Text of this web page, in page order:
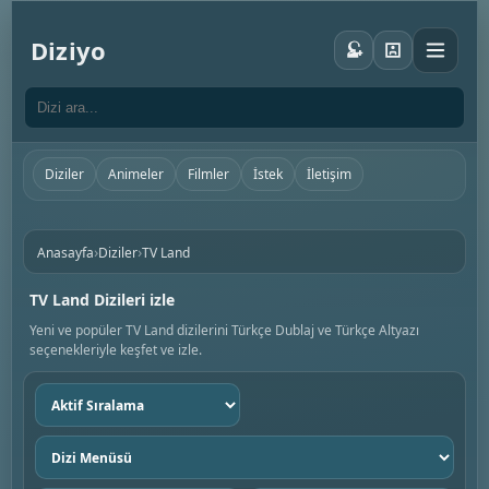
Diziyo
Diziler Animeler Filmler İstek İletişim
Anasayfa›Diziler›TV Land
TV Land Dizileri izle
Yeni ve popüler TV Land dizilerini Türkçe Dublaj ve Türkçe Altyazı
seçenekleriyle keşfet ve izle.
Sıralama
seç
Dizi
menüsü